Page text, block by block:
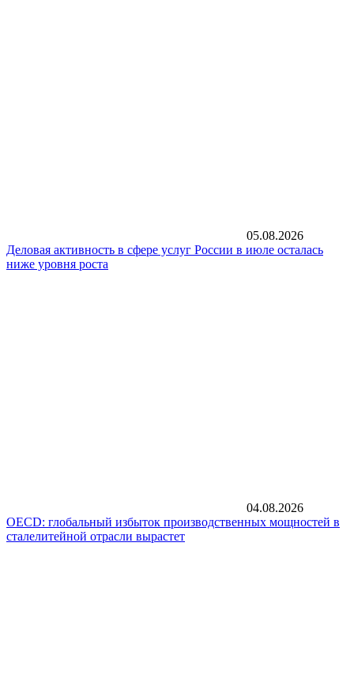
05.08.2026
Деловая активность в сфере услуг России в июле осталась
ниже уровня роста
04.08.2026
OECD: глобальный избыток производственных мощностей в
сталелитейной отрасли вырастет